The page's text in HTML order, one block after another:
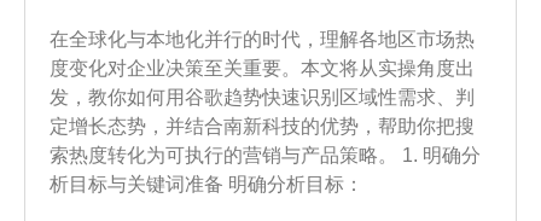
在全球化与本地化并行的时代，理解各地区市场热
度变化对企业决策至关重要。本文将从实操角度出
发，教你如何用谷歌趋势快速识别区域性需求、判
定增长态势，并结合南新科技的优势，帮助你把搜
索热度转化为可执行的营销与产品策略。 1. 明确分
析目标与关键词准备 明确分析目标：